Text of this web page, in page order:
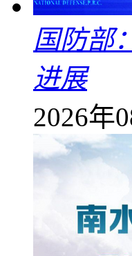
国防部
进展
2026年